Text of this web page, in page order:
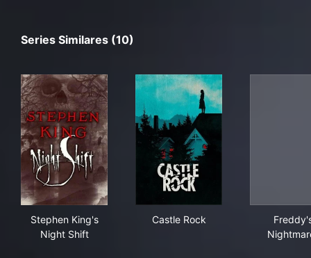
Series Similares (10)
Stephen King's
Night Shift
Castle Rock